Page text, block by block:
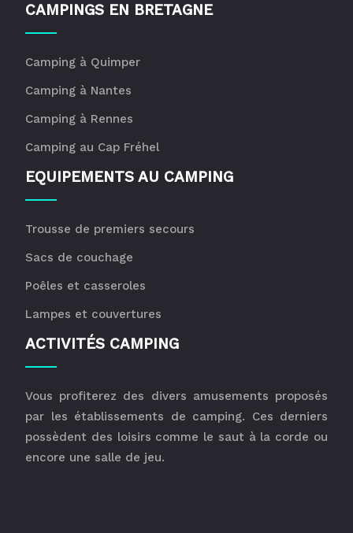
CAMPINGS EN BRETAGNE
Camping à Quimper
Camping à Nantes
Camping à Rennes
Camping au Cap Fréhel
EQUIPEMENTS AU CAMPING
Trousse de premiers secours
Sacs de couchage
Poêles et casseroles
Lampes et couvertures
ACTIVITÉS CAMPING
Vous profiterez des divers amusements proposés
par les établissements de camping. Ces derniers
possèdent des loisirs comme le saut à la corde ou
encore une salle de jeu.